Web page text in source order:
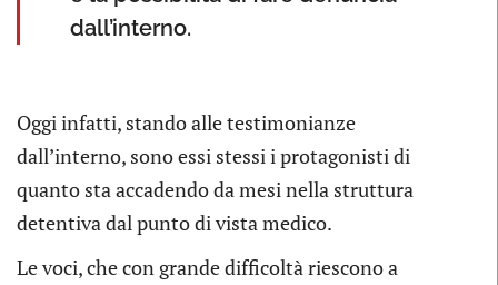
dall’interno.
Oggi infatti, stando alle testimonianze
dall’interno, sono essi stessi i protagonisti di
quanto sta accadendo da mesi nella struttura
detentiva dal punto di vista medico.
Le voci, che con grande difficoltà riescono a